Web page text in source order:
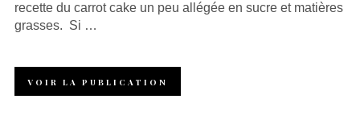
recette du carrot cake un peu allégée en sucre et matières
grasses. Si …
VOIR LA PUBLICATION